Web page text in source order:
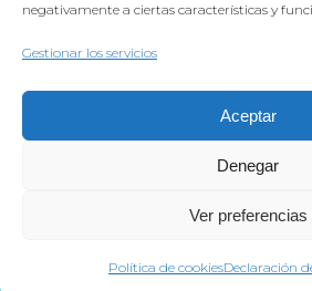
negativamente a ciertas características y
Gestionar los servicios
Aceptar
Denegar
Ver preferencias
Política de cookiesDeclaración
Aviso LegalPolítica de privacidad